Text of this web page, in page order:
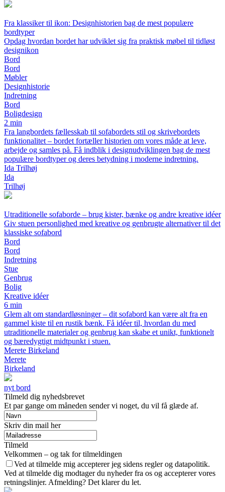
Fra klassiker til ikon: Designhistorien bag de mest populære
bordtyper
Opdag hvordan bordet har udviklet sig fra praktisk møbel til tidløst
designikon
Bord
Bord
Møbler
Designhistorie
Indretning
Bord
Boligdesign
2 min
Fra langbordets fællesskab til sofabordets stil og skrivebordets
funktionalitet – bordet fortæller historien om vores måde at leve,
arbejde og samles på. Få indblik i designudviklingen bag de mest
populære bordtyper og deres betydning i moderne indretning.
Ida Trilhøj
Ida
Trilhøj
Utraditionelle sofaborde – brug kister, bænke og andre kreative idéer
Giv stuen personlighed med kreative og genbrugte alternativer til det
klassiske sofabord
Bord
Bord
Indretning
Stue
Genbrug
Bolig
Kreative idéer
6 min
Glem alt om standardløsninger – dit sofabord kan være alt fra en
gammel kiste til en rustik bænk. Få idéer til, hvordan du med
utraditionelle materialer og genbrug kan skabe et unikt, funktionelt
og bæredygtigt midtpunkt i stuen.
Merete Birkeland
Merete
Birkeland
nyt bord
Tilmeld dig nyhedsbrevet
Et par gange om måneden sender vi noget, du vil få glæde af.
Skriv din mail her
Tilmeld
Velkommen – og tak for tilmeldingen
Ved at tilmelde mig accepterer jeg sidens regler og datapolitik.
Ved at tilmelde dig modtager du nyheder fra os og accepterer vores
retningslinjer. Afmelding? Det klarer du let.